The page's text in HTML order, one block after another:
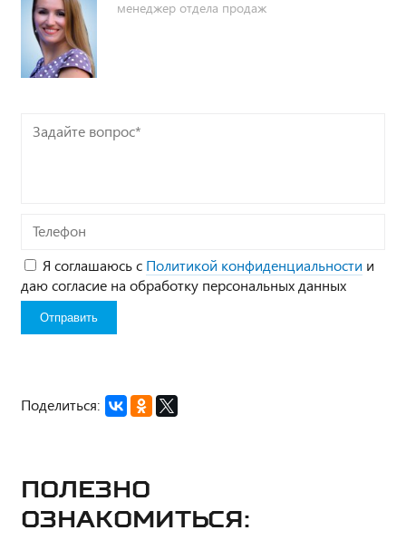
менеджер отдела продаж
Задайте
Телефон
Я соглашаюсь с Политикой конфиденциальности и
даю согласие на обработку персональных данных
Поделиться:
Полезно
ознакомиться: